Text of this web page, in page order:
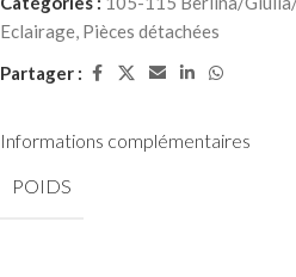
Eclairage, Pièces détachées
Partager :
Informations complémentaires
POIDS